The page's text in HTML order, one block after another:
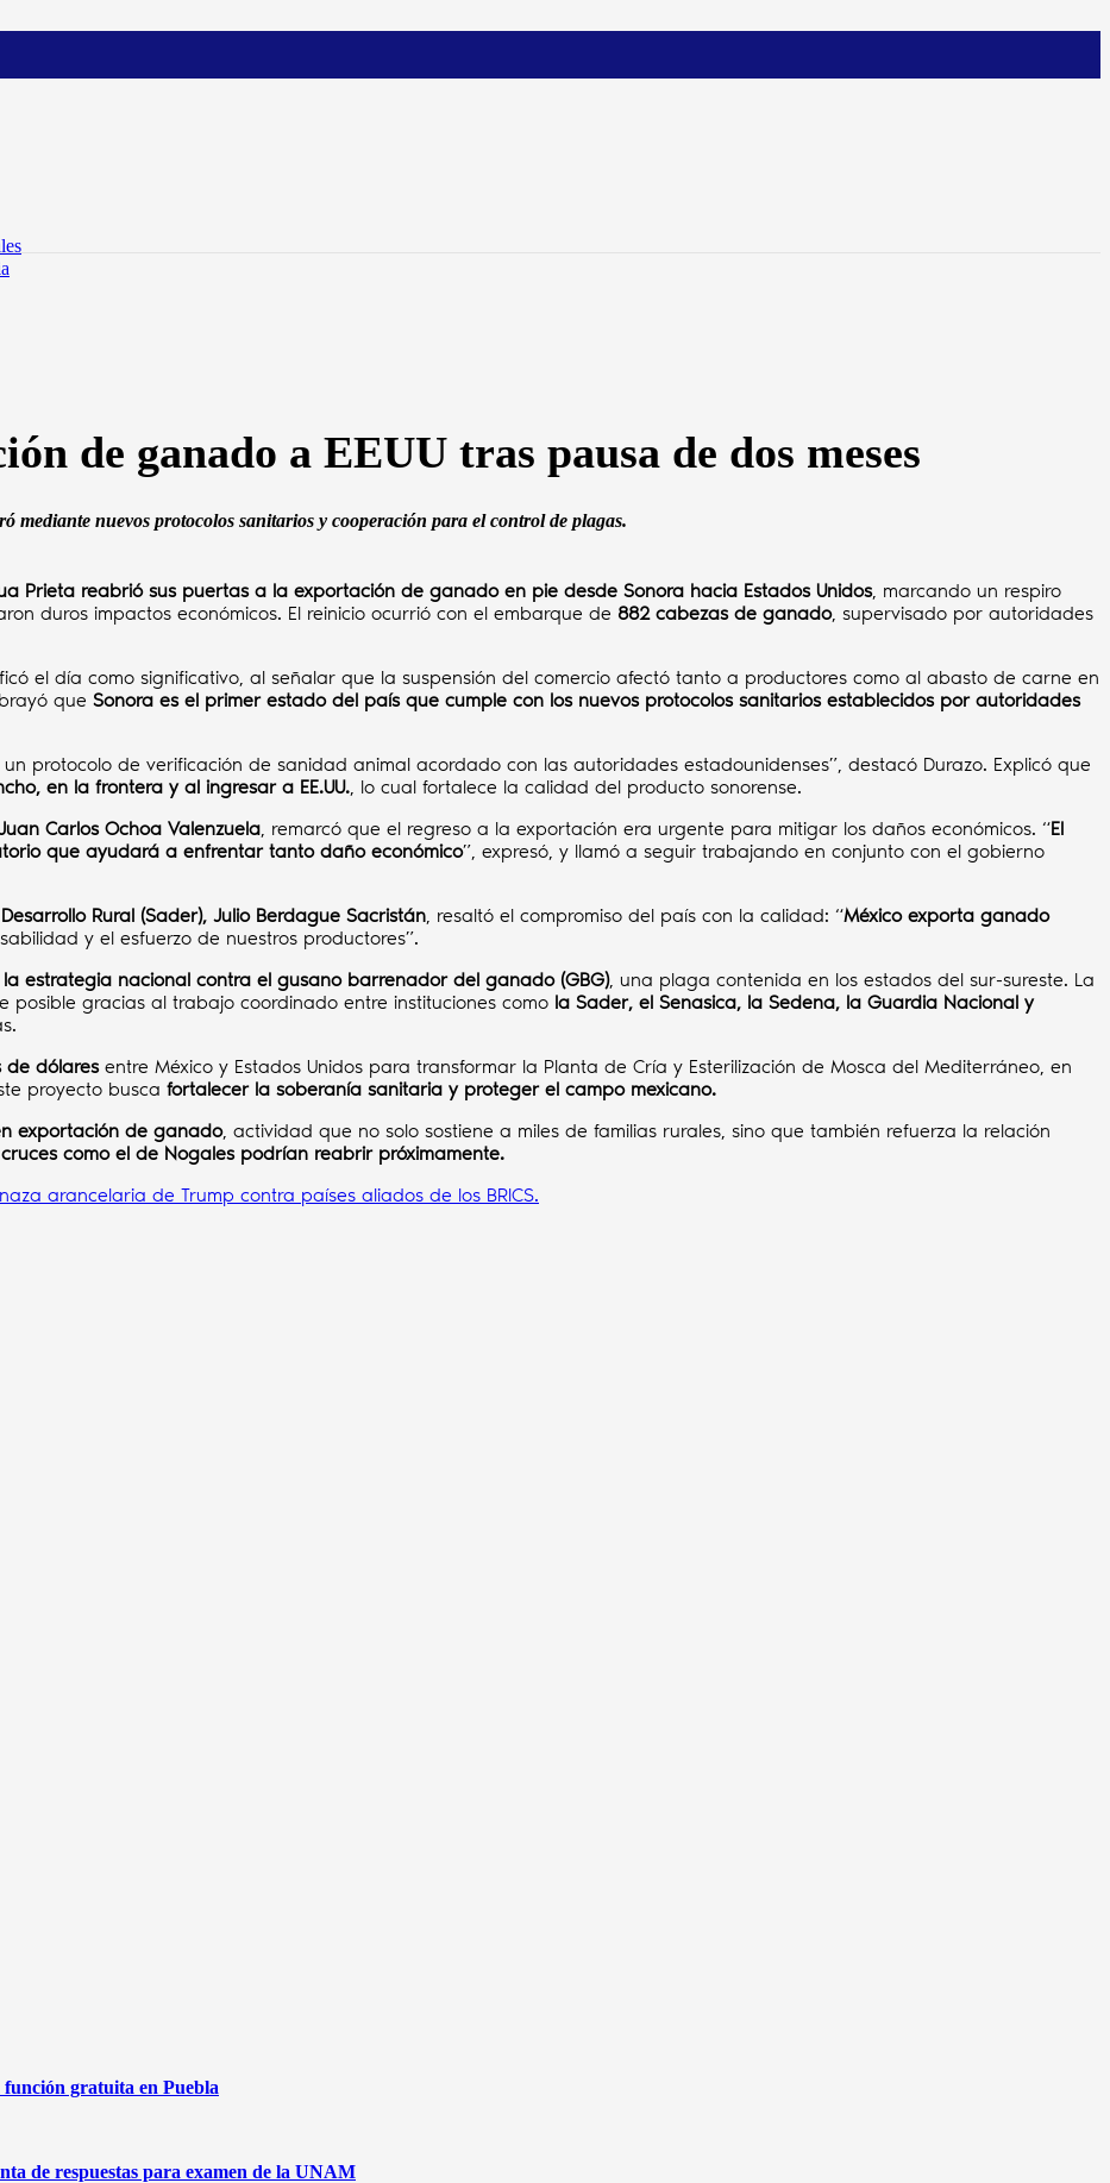
de ganado a EEUU tras pausa de dos meses
mediante nuevos protocolos sanitarios y cooperación para el control de plagas.
Prieta reabrió sus puertas a la exportación de ganado en pie desde Sonora hacia Estados Unidos, marcando un respiro
duros impactos económicos. El reinicio ocurrió con el embarque de 882 cabezas de ganado, supervisado por autoridades
el día como significativo, al señalar que la suspensión del comercio afectó tanto a productores como al abasto de carne en
que Sonora es el primer estado del país que cumple con los nuevos protocolos sanitarios establecidos por autoridades
protocolo de verificación de sanidad animal acordado con las autoridades estadounidenses”, destacó Durazo. Explicó que
en la frontera y al ingresar a EE.UU., lo cual fortalece la calidad del producto sonorense.
Carlos Ochoa Valenzuela, remarcó que el regreso a la exportación era urgente para mitigar los daños económicos. “El
que ayudará a enfrentar tanto daño económico”, expresó, y llamó a seguir trabajando en conjunto con el gobierno
Rural (Sader), Julio Berdague Sacristán, resaltó el compromiso del país con la calidad: “México exporta ganado
y el esfuerzo de nuestros productores”.
estrategia nacional contra el gusano barrenador del ganado (GBG), una plaga contenida en los estados del sur-sureste. La
gracias al trabajo coordinado entre instituciones como la Sader, el Senasica, la Sedena, la Guardia Nacional y
de dólaresentre México y Estados Unidos para transformar la Planta de Cría y Esterilización de Mosca del Mediterráneo, en
proyecto busca fortalecer la soberanía sanitaria y proteger el campo mexicano.
exportación de ganado, actividad que no solo sostiene a miles de familias rurales, sino que también refuerza la relación
como el de Nogales podrían reabrir próximamente.
arancelaria de Trump contra países aliados de los BRICS.
gratuita en Puebla
de respuestas para examen de la UNAM